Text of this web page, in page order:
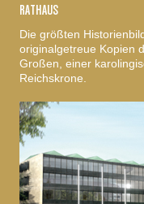
RATHAUS
Die größten
originalgetreue Kopien
Großen, einer
Reichskrone.